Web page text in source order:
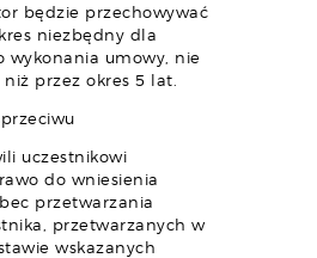
będzie przechowywać
niezbędny dla
wykonania umowy, nie
przez okres 5 lat.
uczestnikowi
do wniesienia
przetwarzania
przetwarzanych w
wskazanych